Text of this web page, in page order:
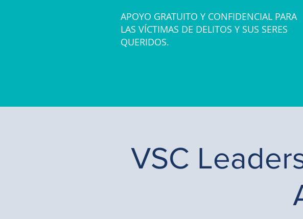
APOYO GRATUITO Y CONFIDENCIAL PARA
LAS VÍCTIMAS DE DELITOS Y SUS SERES
QUERIDOS.
VSC